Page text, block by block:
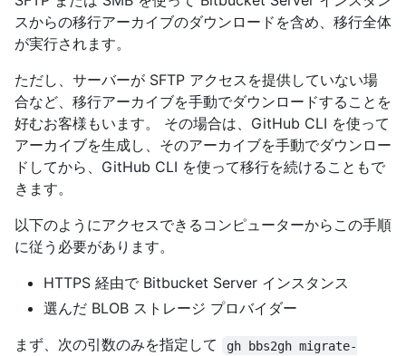
スからの移行アーカイブのダウンロードを含め、移行全体
が実行されます。
ただし、サーバーが SFTP アクセスを提供していない場
合など、移行アーカイブを手動でダウンロードすることを
好むお客様もいます。 その場合は、GitHub CLI を使って
アーカイブを生成し、そのアーカイブを手動でダウンロー
ドしてから、GitHub CLI を使って移行を続けることもで
きます。
以下のようにアクセスできるコンピューターからこの手順
に従う必要があります。
HTTPS 経由で Bitbucket Server インスタンス
選んだ BLOB ストレージ プロバイダー
まず、次の引数のみを指定して
gh bbs2gh migrate-